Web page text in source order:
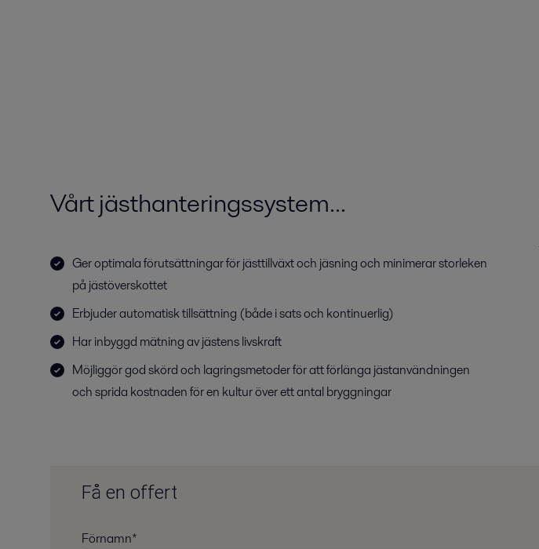
Vårt jästhanteringssystem...
Ger optimala förutsättningar för jästtillväxt och jäsning och minimerar storleken
på jästöverskottet
Erbjuder automatisk tillsättning (både i sats och kontinuerlig)
Har inbyggd mätning av jästens livskraft
Möjliggör god skörd och lagringsmetoder för att förlänga jästanvändningen
och sprida kostnaden för en kultur över ett antal bryggningar
Få en offert
Förnamn*